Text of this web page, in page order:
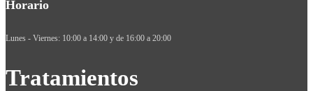
Horario
Lunes - Viernes: 10:00 a 14:00 y de 16:00 a 20:00
Tratamientos